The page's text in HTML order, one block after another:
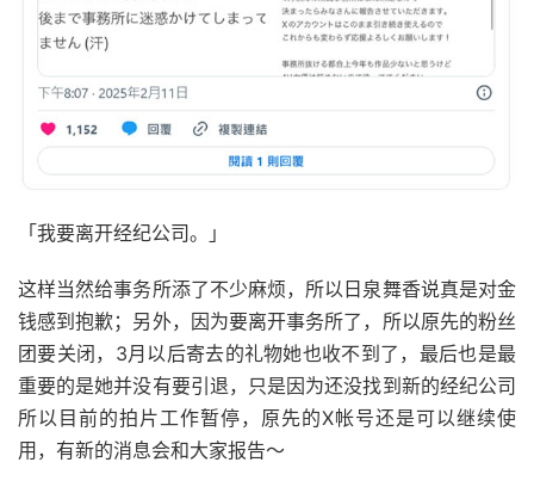
「我要离开经纪公司。」
这样当然给事务所添了不少麻烦，所以日泉舞香说真是对金
钱感到抱歉；另外，因为要离开事务所了，所以原先的粉丝
团要关闭，3月以后寄去的礼物她也收不到了，最后也是最
重要的是她并没有要引退，只是因为还没找到新的经纪公司
所以目前的拍片工作暂停，原先的X帐号还是可以继续使
用，有新的消息会和大家报告～